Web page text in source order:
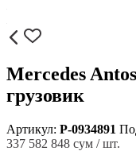
Mercedes
грузовик
Артикул: P-0934891
337 582 848 сум / шт.